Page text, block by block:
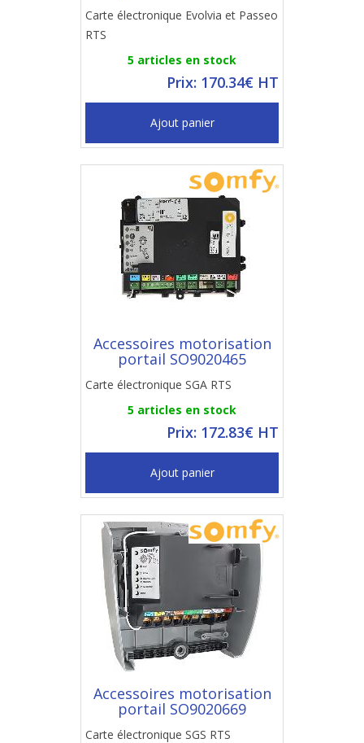
Carte électronique Evolvia et Passeo
RTS
5 articles en stock
Prix: 170.34€ HT
Ajout panier
Accessoires motorisation
portail SO9020465
Carte électronique SGA RTS
5 articles en stock
Prix: 172.83€ HT
Ajout panier
Accessoires motorisation
portail SO9020669
Carte électronique SGS RTS